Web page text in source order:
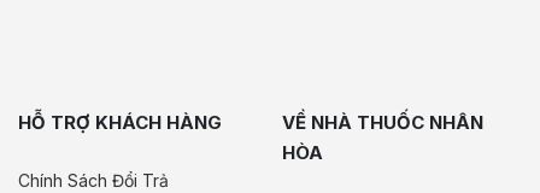
HỖ TRỢ KHÁCH HÀNG
Chính Sách Đổi Trả
VỀ NHÀ THUỐC NHÂN
HÒA